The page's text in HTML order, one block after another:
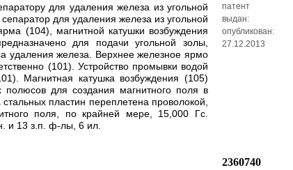
для удаления железа из угольной
для удаления железа из угольной
(104), магнитной катушки возбуждения
для подачи угольной золы,
удаления железа. Верхнее железное ярмо
(101). Устройство промывки водой
Магнитная катушка возбуждения (105)
для создания магнитного поля в
пластин переплетена проволокой,
поля, по крайней мере, 15,000 Гс.
и 13 з.п. ф-лы, 6 ил.
патент
выдан:
опубликован:
27.12.2013
2360740